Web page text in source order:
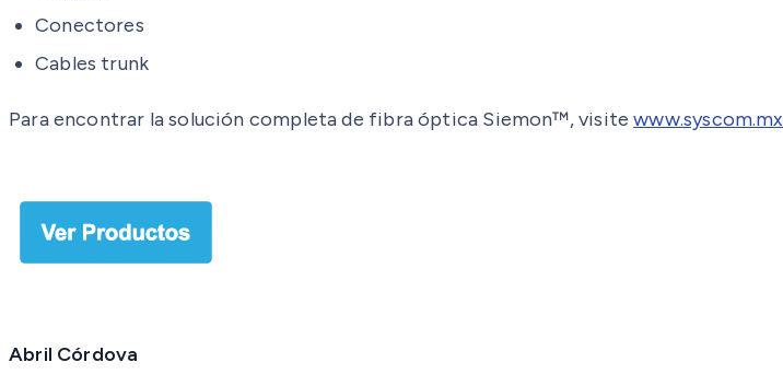
Conectores
Cables trunk
Para encontrar la solución completa de fibra óptica Siemon™, visitewww.syscom.mx
Abril Córdova